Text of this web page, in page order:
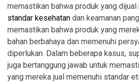
memastikan bahwa produk yang
standar kesehatan dan keamanan
memastikan bahwa produk yang
bahan berbahaya dan memenuhi
diperlukan. Dalam beberapa kasus,
juga bertanggung jawab untuk
yang mereka jual memenuhi standar